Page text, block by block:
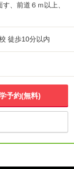
、前道６ｍ以上、
徒歩10分以内
予約(無料)